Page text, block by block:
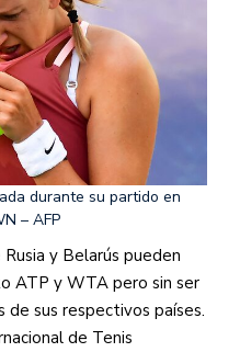
durante su partido en
– AFP
y Belarús pueden
ATP y WTA pero sin ser
de sus respectivos países.
de Tenis